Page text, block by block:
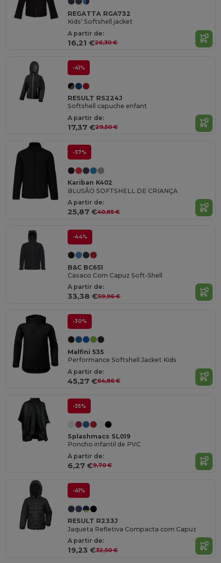
REGATTA RGA732
Kids' Softshell jacket
A partir de:
16,21 €26,30 €
-41%
RESULT RS224J
Softshell capuche enfant
A partir de:
17,37 €29,50 €
-37%
Kariban K402
BLUSÃO SOFTSHELL DE CRIANÇA
A partir de:
25,87 €40,85 €
-44%
B&C BC651
Casaco Com Capuz Soft-Shell
A partir de:
33,38 €59,96 €
-30%
Malfini 535
Performance Softshell Jacket Kids
A partir de:
45,27 €64,86 €
-35%
Splashmacs SL019
Poncho infantil de PVC
A partir de:
6,27 €9,70 €
-41%
RESULT R233J
Jaqueta Refletiva Compacta com Capuz
A partir de:
19,23 €32,50 €